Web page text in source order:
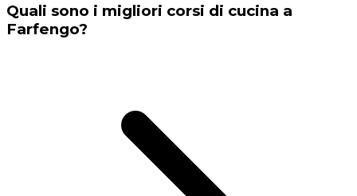
Quali sono i migliori corsi di cucina a
Farfengo?